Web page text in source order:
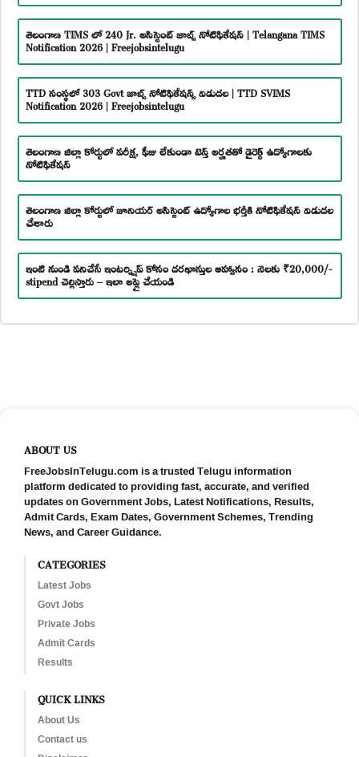
తెలంగాణ TIMS లో 240 Jr. అసిస్టెంట్ జాబ్స్ నోటిఫికేషన్ | Telangana TIMS
Notification 2026 | Freejobsintelugu
TTD సంస్థలో 303 Govt జాబ్స్ నోటిఫికేషన్స్ విడుదల | TTD SVIMS
Notification 2026 | Freejobsintelugu
తెలంగాణ జిల్లా కోర్టులో పరీక్ష, ఫీజు లేకుండా టెన్త్ అర్హతతో డైరెక్ట్ ఉద్యోగాలకు
నోటిఫికేషన్
తెలంగాణ జిల్లా కోర్టులో జూనియర్ అసిస్టెంట్ ఉద్యోగాల భర్తీకి నోటిఫికేషన్ విడుదల
చేశారు
ఇంటి నుండి పనిచేసే ఇంటర్న్షిప్ కోసం దరఖాస్తుల ఆహ్వానం : నెలకు ₹20,000/-
stipend చెల్లిస్తారు – ఇలా అప్లై చేయండి
ABOUT US
FreeJobsInTelugu.com is a trusted Telugu information
platform dedicated to providing fast, accurate, and verified
updates on Government Jobs, Latest Notifications, Results,
Admit Cards, Exam Dates, Government Schemes, Trending
News, and Career Guidance.
CATEGORIES
Latest Jobs
Govt Jobs
Private Jobs
Admit Cards
Results
QUICK LINKS
About Us
Contact us